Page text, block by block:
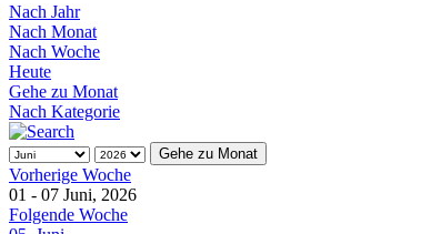
Nach Jahr
Nach Monat
Nach Woche
Heute
Gehe zu Monat
Nach Kategorie
Gehe zu Monat
Vorherige Woche
01 - 07 Juni, 2026
Folgende Woche